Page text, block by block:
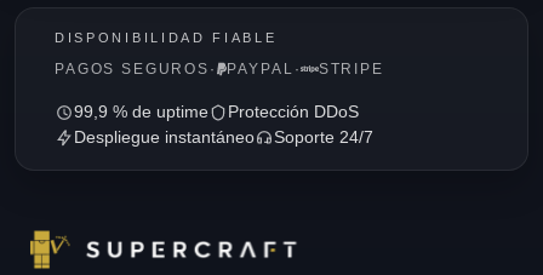
DISPONIBILIDAD FIABLE
PAGOS SEGUROS · PAYPAL · STRIPE
99,9 % de uptime
Protección DDoS
Despliegue instantáneo
Soporte 24/7